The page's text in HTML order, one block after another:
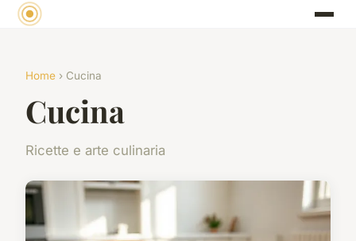
Home › Cucina
Cucina
Ricette e arte culinaria